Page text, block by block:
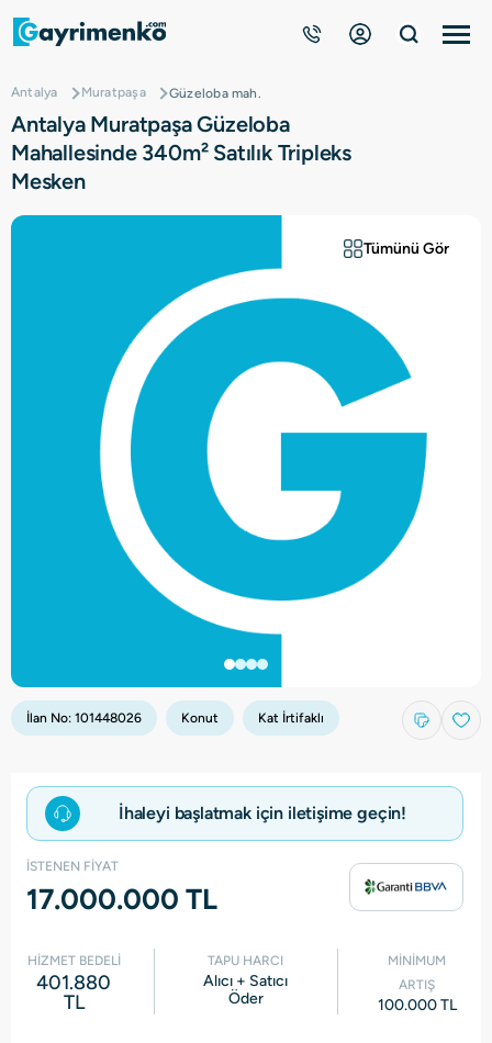
Gayrimenkuller
Nasıl Çalışır?
Antalya Muratpaşa Güzeloba mah.
Antalya Muratpaşa Güzeloba
Mahallesinde 340m² Satılık Tripleks
Mesken
Tümünü Gör
İlan No: 101448026 Konut Kat İrtifaklı
İhaleyi başlatmak için iletişime geçin!
İSTENEN FİYAT
17.000.000 TL
HİZMET BEDELİ
401.880
TL
TAPU HARCI
Alıcı + Satıcı
Öder
MİNİMUM
ARTIŞ
100.000 TL